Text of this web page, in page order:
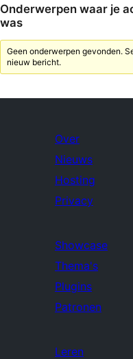
Onderwerpen waar je
was
Geen onderwerpen gevonden.
nieuw bericht.
Over
Nieuws
Hosting
Privacy
Showcase
Thema's
Plugins
Patronen
Leren